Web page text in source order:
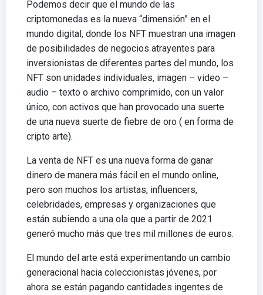
Podemos decir que el mundo de las
criptomonedas es la nueva “dimensión” en el
mundo digital, donde los NFT muestran una imagen
de posibilidades de negocios atrayentes para
inversionistas de diferentes partes del mundo, los
NFT son unidades individuales, imagen – video –
audio – texto o archivo comprimido, con un valor
único, con activos que han provocado una suerte
de una nueva suerte de fiebre de oro ( en forma de
cripto arte).
La venta de NFT es una nueva forma de ganar
dinero de manera más fácil en el mundo online,
pero son muchos los artistas, influencers,
celebridades, empresas y organizaciones que
están subiendo a una ola que a partir de 2021
generó mucho más que tres mil millones de euros.
El mundo del arte está experimentando un cambio
generacional hacia coleccionistas jóvenes, por
ahora se están pagando cantidades ingentes de